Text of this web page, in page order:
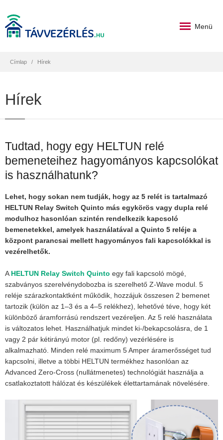
Menü
Címlap Hírek
Hírek
Tudtad, hogy egy HELTUN relé
bemeneteihez hagyományos kapcsolókat
is használhatunk?
Lehet, hogy sokan nem tudják, hogy az 5 relét is tartalmazó
HELTUN Relay Switch Quinto más egykörös vagy dupla relé
modulhoz hasonlóan szintén rendelkezik kapcsoló
bemenetekkel, amelyek használatával a Quinto 5 reléje a
központ parancsai mellett hagyományos fali kapcsolókkal is
vezérelhetők.
A HELTUN Relay Switch Quinto egy fali kapcsoló mögé,
szabványos szerelvénydobozba is szerelhető Z-Wave modul. 5
reléje szárazkontaktként működik, hozzájuk összesen 2 bemenet
tartozik (külön az 1–3 és a 4–5 relékhez), lehetővé téve, hogy két
különböző áramforrású rendszert vezéreljen. Az 5 relé használata
is változatos lehet. Használhatjuk mindet ki-/bekapcsolásra, de 1
vagy 2 pár kétirányú motor (pl. redőny) vezérlésére is
alkalmazható. Minden relé maximum 5 Amper áramerősséget tud
kapcsolni, illetve a többi HELTUN termékhez hasonlóan az
Advanced Zero-Cross (nullátmenetes) technológiát használja a
csatlakoztatott hálózat és készülékek élettartamának növelésére.